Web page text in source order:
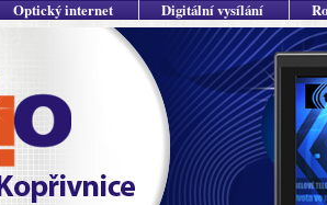
Optický internet Digitální vysílání